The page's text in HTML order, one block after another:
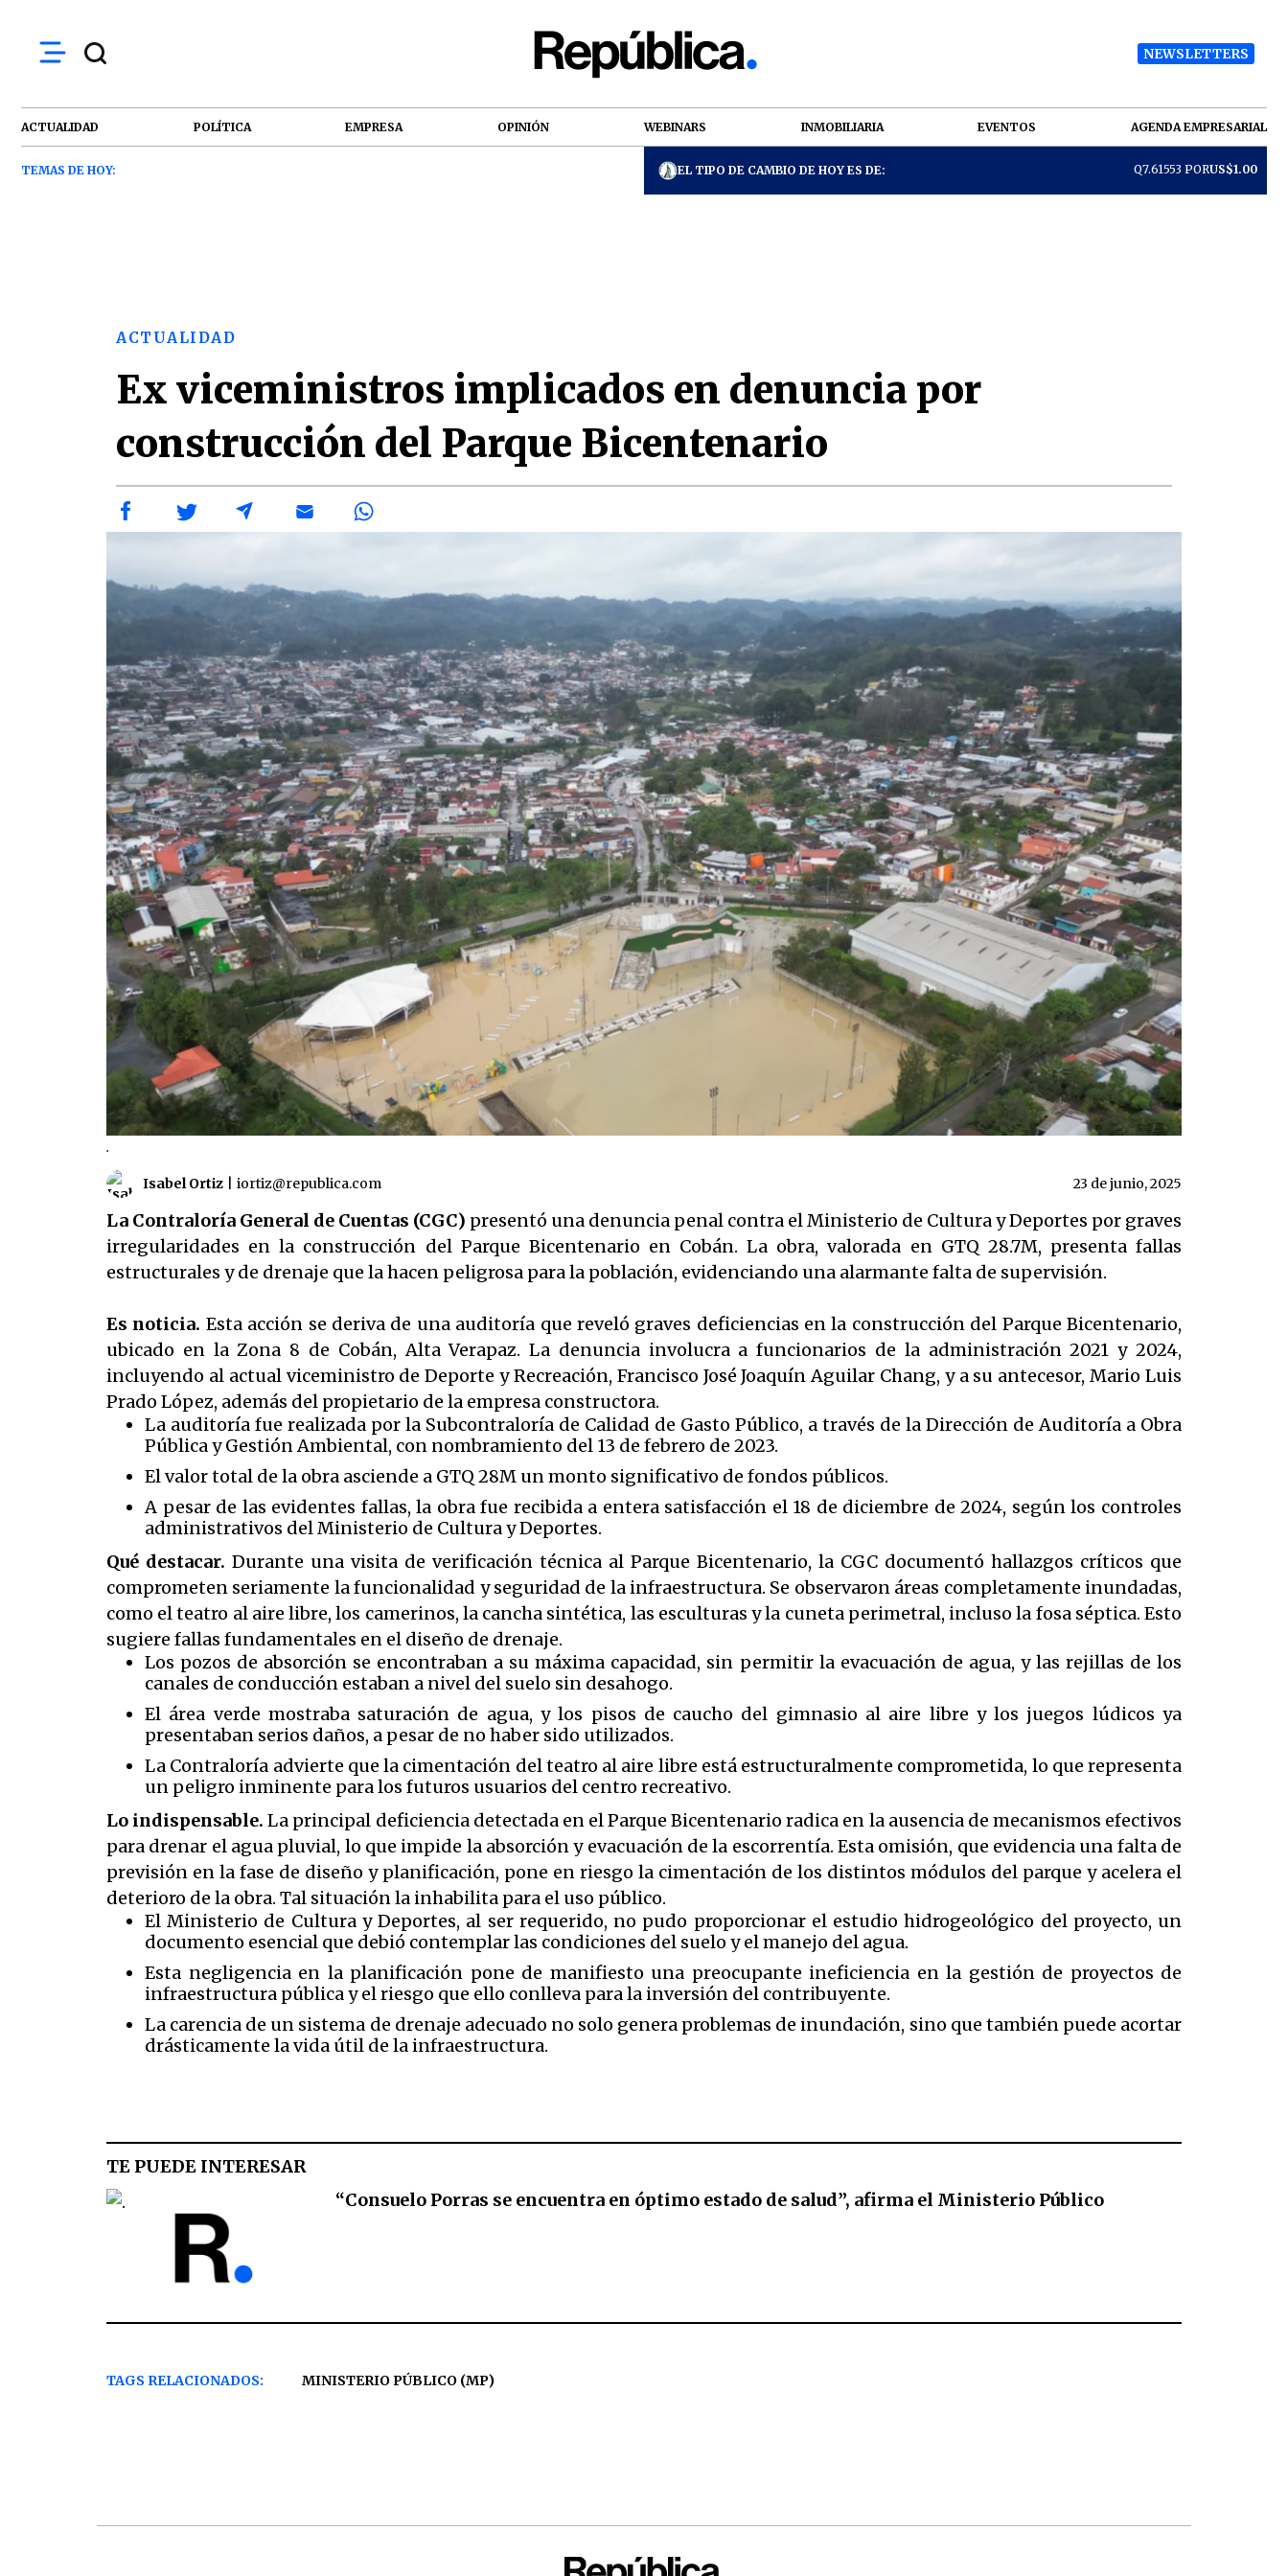
NEWSLETTERS
ACTUALIDAD POLÍTICA EMPRESA OPINIÓN WEBINARS INMOBILIARIA EVENTOS AGENDA EMPRESARIAL
TEMAS DE HOY: EL TIPO DE CAMBIO DE HOY ES DE: Q7.61553 PORUS$1.00
ACTUALIDAD
Ex viceministros implicados en denuncia por
construcción del Parque Bicentenario
.
Isabel Ortiz iortiz@republica.com 23 de junio, 2025
La Contraloría General de Cuentas (CGC) presentó una denuncia penal contra el Ministerio de Cultura y Deportes por graves
irregularidades en la construcción del Parque Bicentenario en Cobán. La obra, valorada en GTQ 28.7M, presenta fallas
estructurales y de drenaje que la hacen peligrosa para la población, evidenciando una alarmante falta de supervisión.
Es noticia. Esta acción se deriva de una auditoría que reveló graves deficiencias en la construcción del Parque Bicentenario,
ubicado en la Zona 8 de Cobán, Alta Verapaz. La denuncia involucra a funcionarios de la administración 2021 y 2024,
incluyendo al actual viceministro de Deporte y Recreación, Francisco José Joaquín Aguilar Chang, y a su antecesor, Mario Luis
Prado López, además del propietario de la empresa constructora.
La auditoría fue realizada por la Subcontraloría de Calidad de Gasto Público, a través de la Dirección de Auditoría a Obra
Pública y Gestión Ambiental, con nombramiento del 13 de febrero de 2023.
El valor total de la obra asciende a GTQ 28M un monto significativo de fondos públicos.
A pesar de las evidentes fallas, la obra fue recibida a entera satisfacción el 18 de diciembre de 2024, según los controles
administrativos del Ministerio de Cultura y Deportes.
Qué destacar. Durante una visita de verificación técnica al Parque Bicentenario, la CGC documentó hallazgos críticos que
comprometen seriamente la funcionalidad y seguridad de la infraestructura. Se observaron áreas completamente inundadas,
como el teatro al aire libre, los camerinos, la cancha sintética, las esculturas y la cuneta perimetral, incluso la fosa séptica. Esto
sugiere fallas fundamentales en el diseño de drenaje.
Los pozos de absorción se encontraban a su máxima capacidad, sin permitir la evacuación de agua, y las rejillas de los
canales de conducción estaban a nivel del suelo sin desahogo.
El área verde mostraba saturación de agua, y los pisos de caucho del gimnasio al aire libre y los juegos lúdicos ya
presentaban serios daños, a pesar de no haber sido utilizados.
La Contraloría advierte que la cimentación del teatro al aire libre está estructuralmente comprometida, lo que representa
un peligro inminente para los futuros usuarios del centro recreativo.
Lo indispensable. La principal deficiencia detectada en el Parque Bicentenario radica en la ausencia de mecanismos efectivos
para drenar el agua pluvial, lo que impide la absorción y evacuación de la escorrentía. Esta omisión, que evidencia una falta de
previsión en la fase de diseño y planificación, pone en riesgo la cimentación de los distintos módulos del parque y acelera el
deterioro de la obra. Tal situación la inhabilita para el uso público.
El Ministerio de Cultura y Deportes, al ser requerido, no pudo proporcionar el estudio hidrogeológico del proyecto, un
documento esencial que debió contemplar las condiciones del suelo y el manejo del agua.
Esta negligencia en la planificación pone de manifiesto una preocupante ineficiencia en la gestión de proyectos de
infraestructura pública y el riesgo que ello conlleva para la inversión del contribuyente.
La carencia de un sistema de drenaje adecuado no solo genera problemas de inundación, sino que también puede acortar
drásticamente la vida útil de la infraestructura.
TE PUEDE INTERESAR
“Consuelo Porras se encuentra en óptimo estado de salud”, afirma el Ministerio Público
TAGS RELACIONADOS: MINISTERIO PÚBLICO (MP)